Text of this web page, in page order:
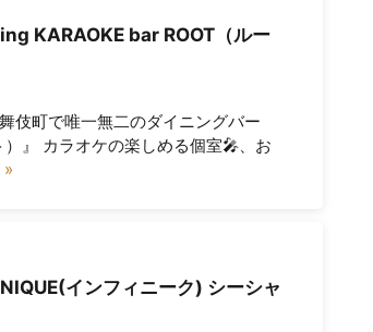
KARAOKE bar ROOT（ルー
伎町で唯一無二のダイニングバー
』 カラオケの楽しめる個室🎤、お
»
インフィニーク) シーシャ